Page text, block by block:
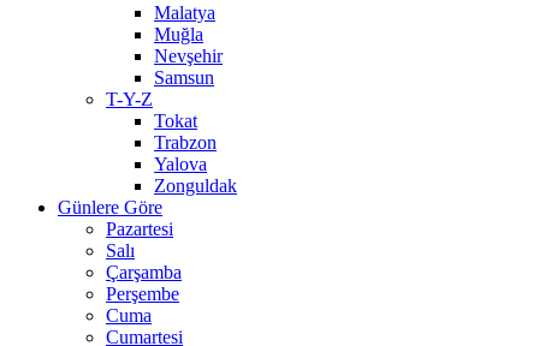
Malatya
Muğla
Nevşehir
Samsun
T-Y-Z
Tokat
Trabzon
Yalova
Zonguldak
Günlere Göre
Pazartesi
Salı
Çarşamba
Perşembe
Cuma
Cumartesi